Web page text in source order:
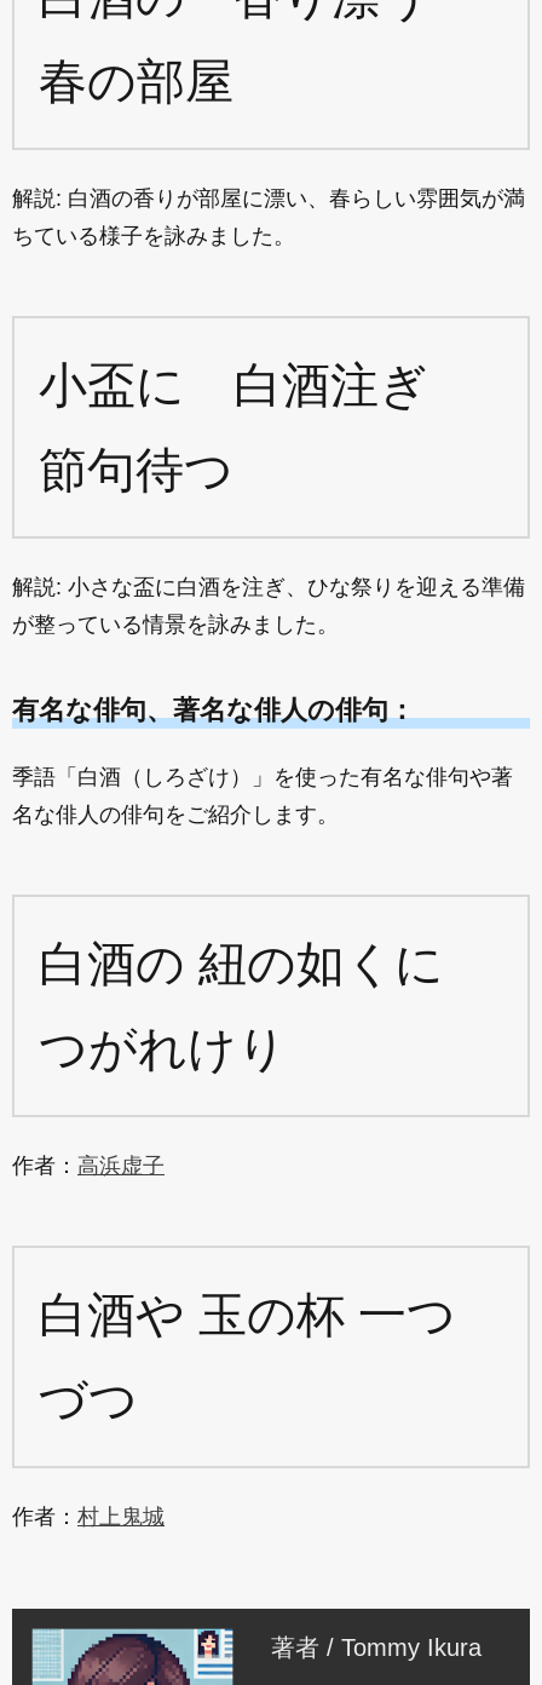
春の部屋
解説: 白酒の香りが部屋に漂い、春らしい雰囲気が満
ちている様子を詠みました。
小盃に 白酒注ぎ
節句待つ
解説: 小さな盃に白酒を注ぎ、ひな祭りを迎える準備
が整っている情景を詠みました。
有名な俳句、著名な俳人の俳句：
季語「白酒（しろざけ）」を使った有名な俳句や著
名な俳人の俳句をご紹介します。
白酒の 紐の如くに
つがれけり
作者： 高浜虚子
白酒や 玉の杯 一つ
づつ
作者： 村上鬼城
著者 / Tommy Ikura